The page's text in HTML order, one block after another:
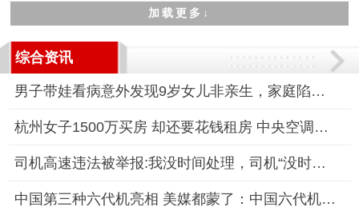
加载更多↓
综合资讯
男子带娃看病意外发现9岁女儿非亲生，家庭陷入信任危机
杭州女子1500万买房 却还要花钱租房 中央空调系统故障被迫租房
司机高速违法被举报:我没时间处理，司机“没时间处理”成常态？
中国第三种六代机亮相 美媒都蒙了：中国六代机发展速度令世界震